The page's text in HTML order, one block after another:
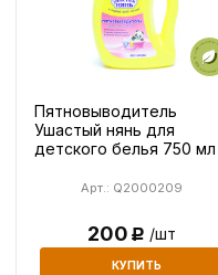
Пятновыводитель
Ушастый нянь для
детского белья 750 мл
Арт.: Q2000209
200Р /шт
КУПИТЬ